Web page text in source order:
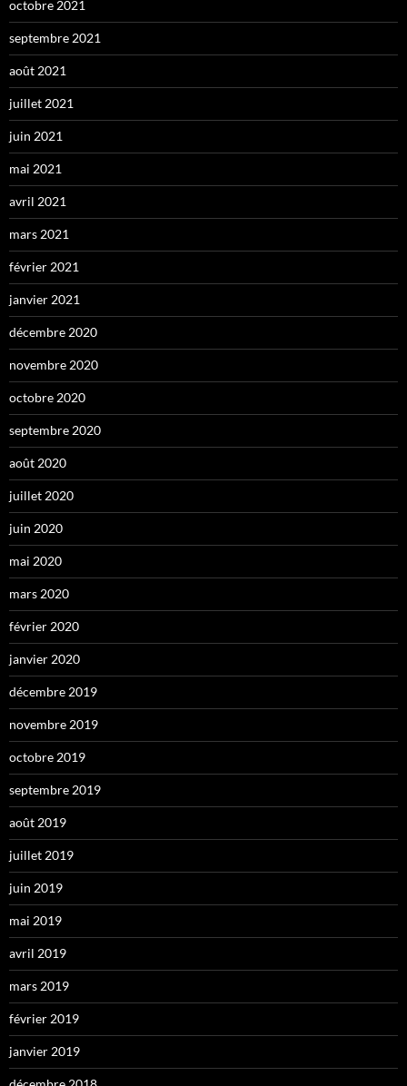
octobre 2021
septembre 2021
août 2021
juillet 2021
juin 2021
mai 2021
avril 2021
mars 2021
février 2021
janvier 2021
décembre 2020
novembre 2020
octobre 2020
septembre 2020
août 2020
juillet 2020
juin 2020
mai 2020
mars 2020
février 2020
janvier 2020
décembre 2019
novembre 2019
octobre 2019
septembre 2019
août 2019
juillet 2019
juin 2019
mai 2019
avril 2019
mars 2019
février 2019
janvier 2019